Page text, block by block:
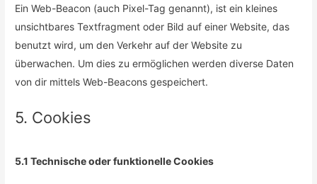
Ein Web-Beacon (auch Pixel-Tag genannt), ist ein kleines
unsichtbares Textfragment oder Bild auf einer Website, das
benutzt wird, um den Verkehr auf der Website zu
überwachen. Um dies zu ermöglichen werden diverse Daten
von dir mittels Web-Beacons gespeichert.
5. Cookies
5.1 Technische oder funktionelle Cookies